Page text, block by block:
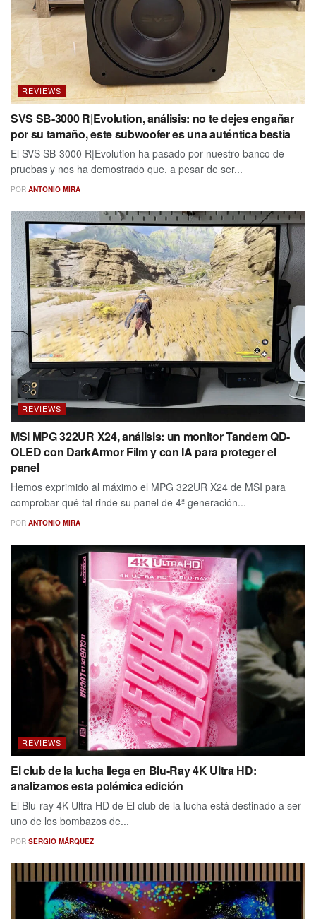
REVIEWS
SVS SB-3000 R|Evolution, análisis: no te dejes engañar
por su tamaño, este subwoofer es una auténtica bestia
El SVS SB-3000 R|Evolution ha pasado por nuestro banco de
pruebas y nos ha demostrado que, a pesar de ser...
POR ANTONIO MIRA
REVIEWS
MSI MPG 322UR X24, análisis: un monitor Tandem QD-
OLED con DarkArmor Film y con IA para proteger el
panel
Hemos exprimido al máximo el MPG 322UR X24 de MSI para
comprobar qué tal rinde su panel de 4ª generación...
POR ANTONIO MIRA
REVIEWS
El club de la lucha llega en Blu-Ray 4K Ultra HD:
analizamos esta polémica edición
El Blu-ray 4K Ultra HD de El club de la lucha está destinado a ser
uno de los bombazos de...
POR SERGIO MÁRQUEZ